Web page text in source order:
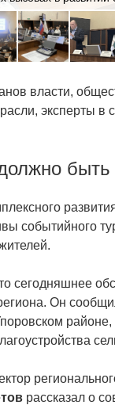
власти,
эксперты в
событийного
сегодняшнее
Он
районе,
рассказал о